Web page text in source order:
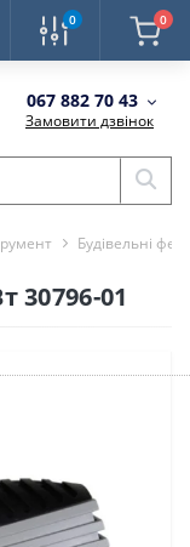
0 0
067 882 70 43
Замовити дзвінок
Будівельні
30796-01